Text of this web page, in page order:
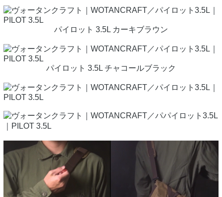
パイロット 3.5L カーキブラウン
パイロット 3.5L チャコールブラック